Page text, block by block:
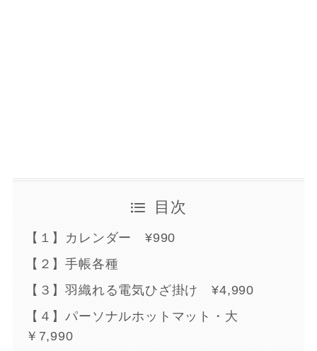
目次
【１】カレンダー ¥990
【２】手帳各種
【３】羽織れる電気ひざ掛け ¥4,990
【４】パーソナルホットマット・大
￥7,990